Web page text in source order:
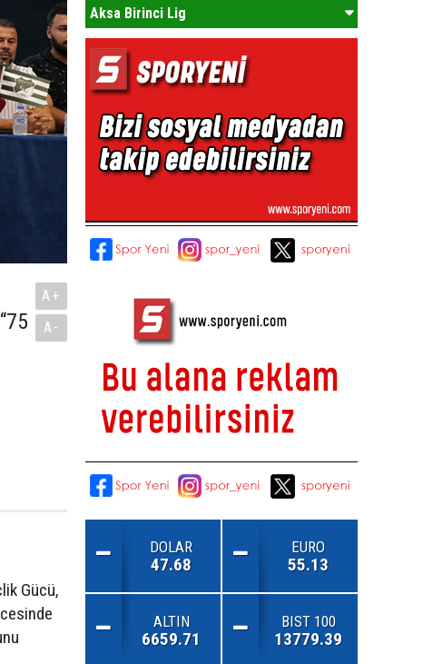
A+
A-
Gücü,
Aksa Birinci Lig
DOLAR
47.68
EURO
55.13
ALTIN
6659.71
BIST 100
13779.39